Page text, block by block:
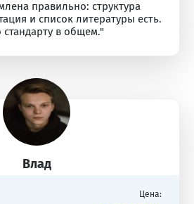
правильно: структура
и список литературы есть.
стандарту в общем."
Влад
Цена: